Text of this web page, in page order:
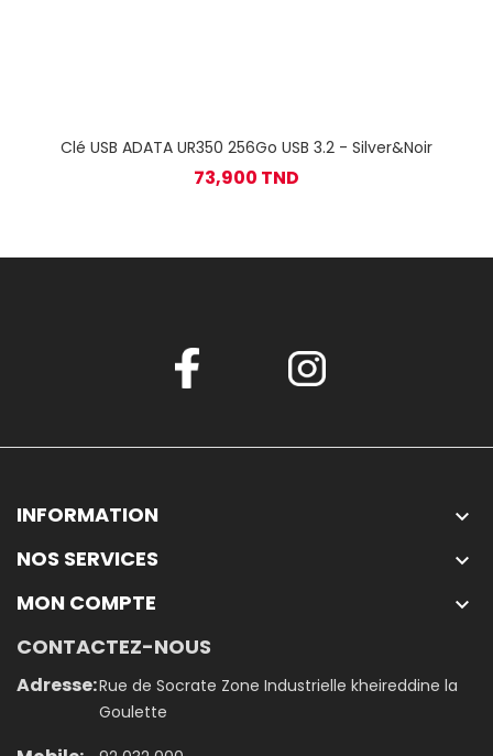
Clé USB ADATA UR350 256Go USB 3.2 - Silver&Noir
73,900 TND
INFORMATION 
NOS SERVICES 
MON COMPTE 
CONTACTEZ-NOUS
Adresse:Rue de Socrate Zone Industrielle kheireddine la
Goulette